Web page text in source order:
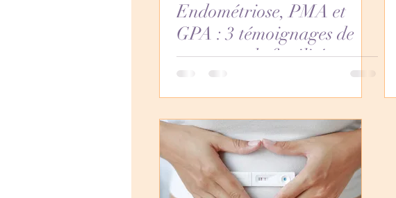
Endométriose, PMA et
GPA : 3 témoignages de
parcours de fertilité
difficiles